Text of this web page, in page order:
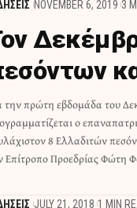
NOVEMBER 6, 2019 3
την πρώτη εβδομάδα του
ο
8 Ελλαδιτών
Επίτροπο Προεδρίας Φώτη
θα γίνει με τις δέουσες τιμές,
παρελθόν. Χθες,
JULY 21, 2018 1 MIN